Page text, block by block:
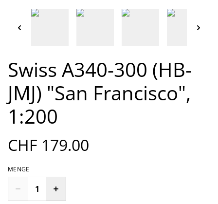
Swiss A340-300 (HB-
JMJ) "San Francisco",
1:200
CHF 179.00
MENGE